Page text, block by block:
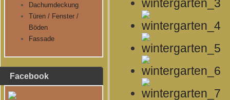
Dachumdeckung
Türen / Fenster /
Böden
Fassade
Facebook